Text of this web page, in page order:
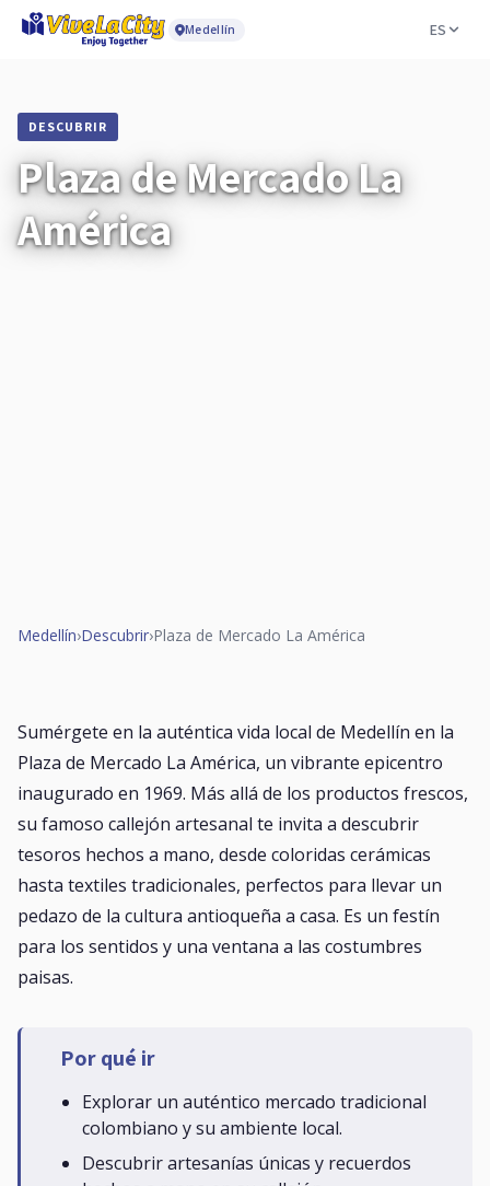
Medellín ES
DESCUBRIR
Plaza de Mercado La
América
Medellín›Descubrir›Plaza de Mercado La América
Sumérgete en la auténtica vida local de Medellín en la
Plaza de Mercado La América, un vibrante epicentro
inaugurado en 1969. Más allá de los productos frescos,
su famoso callejón artesanal te invita a descubrir
tesoros hechos a mano, desde coloridas cerámicas
hasta textiles tradicionales, perfectos para llevar un
pedazo de la cultura antioqueña a casa. Es un festín
para los sentidos y una ventana a las costumbres
paisas.
Por qué ir
Explorar un auténtico mercado tradicional
colombiano y su ambiente local.
Descubrir artesanías únicas y recuerdos